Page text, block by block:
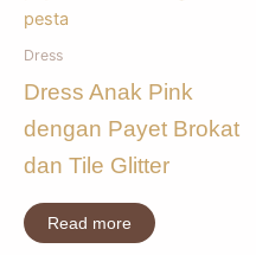
Dress
Dress Anak Pink
dengan Payet Brokat
dan Tile Glitter
Read more